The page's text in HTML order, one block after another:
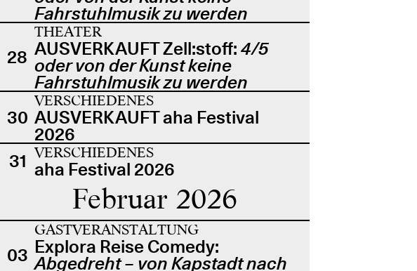
Fahrstuhlmusik zu werden
28
THEATER
AUSVERKAUFT Zell:stoff: 4/5
oder von der Kunst keine
Fahrstuhlmusik zu werden
30
VERSCHIEDENES
AUSVERKAUFT aha Festival
2026
31 VERSCHIEDENES
aha Festival 2026
Februar 2026
03
GASTVERANSTALTUNG
Explora Reise Comedy:
Abgedreht – von Kapstadt nach